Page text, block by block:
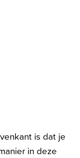
is dat je
in deze